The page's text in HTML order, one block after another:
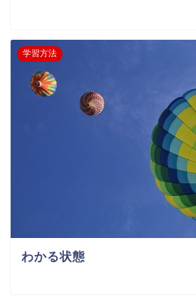
学習方法
わかる状態